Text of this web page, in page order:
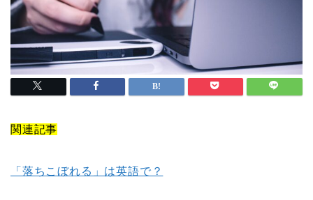
関連記事
「落ちこぼれる」は英語で？